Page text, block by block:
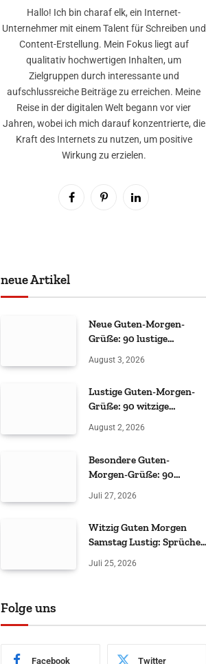
Hallo! Ich bin charaf elk, ein Internet-
Unternehmer mit einem Talent für Schreiben und
Content-Erstellung. Mein Fokus liegt auf
qualitativ hochwertigen Inhalten, um
Zielgruppen durch interessante und
aufschlussreiche Beiträge zu erreichen. Meine
Reise in der digitalen Welt begann vor vier
Jahren, wobei ich mich darauf konzentrierte, die
Kraft des Internets zu nutzen, um positive
Wirkung zu erzielen.
FacebookPinterestLinkedIn
neue Artikel
Neue Guten-Morgen-
Grüße: 90 lustige
August 3, 2026
Lustige Guten-Morgen-
Grüße: 90 witzige
August 2, 2026
Besondere Guten-
Morgen-Grüße: 90
Juli 27, 2026
Witzig Guten Morgen
Samstag Lustig: Sprüche
Juli 25, 2026
Folge uns
Facebook Twitter